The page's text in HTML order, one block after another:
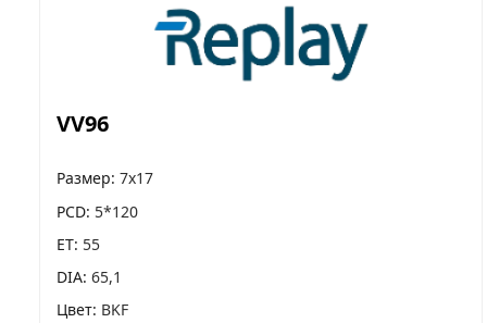
VV96
Размер 7x17
PCD 5*120
ET 55
DIA 65,1
Цвет BKF